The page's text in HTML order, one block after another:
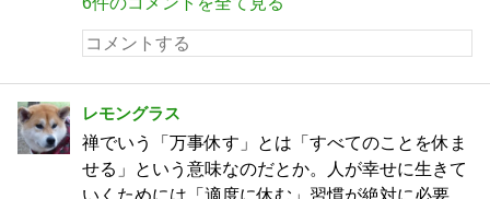
レモングラス
禅でいう「万事休す」とは「すべてのことを休ま
せる」という意味なのだとか。人が幸せに生きて
いくためには「適度に休む」習慣が絶対に必要